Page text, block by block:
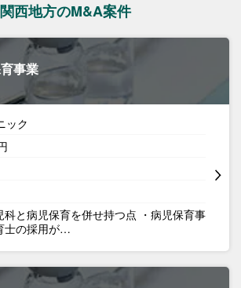
関西地方のM&A案件
事業
ック
科と病児保育を併せ持つ点 ・病児保育事
士の採用が…